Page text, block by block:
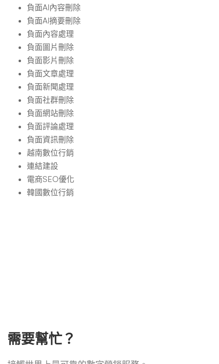
負面AI內容刪除
負面AI摘要刪除
負面內容處理
負面圖片刪除
負面影片刪除
負面文章處理
負面新聞處理
負面社群刪除
負面網站刪除
負面評論處理
負面資訊刪除
越南數位行銷
連結建設
電商SEO優化
韓國數位行銷
需要幫忙？